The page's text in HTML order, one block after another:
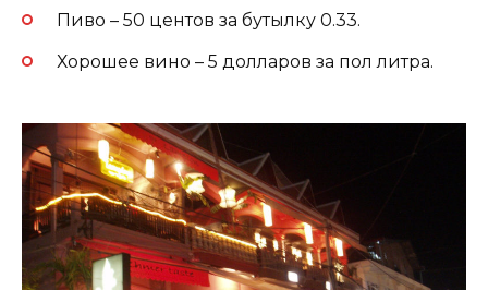
Пиво – 50 центов за бутылку 0.33.
Хорошее вино – 5 долларов за пол литра.